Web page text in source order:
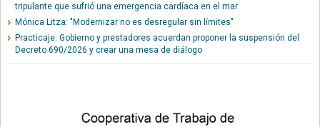
tripulante que sufrió una emergencia cardíaca en el mar
Mónica Litza: "Modernizar no es desregular sin límites"
Practicaje: Gobierno y prestadores acuerdan proponer la suspensión del
Decreto 690/2026 y crear una mesa de diálogo